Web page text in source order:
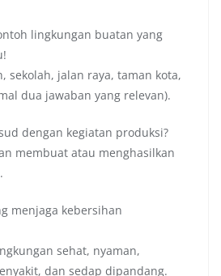
lingkungan buatan yang
sekolah, jalan raya, taman kota,
dua jawaban yang relevan).
dengan kegiatan produksi?
membuat atau menghasilkan
menjaga kebersihan
sehat, nyaman,
dan sedap dipandang.